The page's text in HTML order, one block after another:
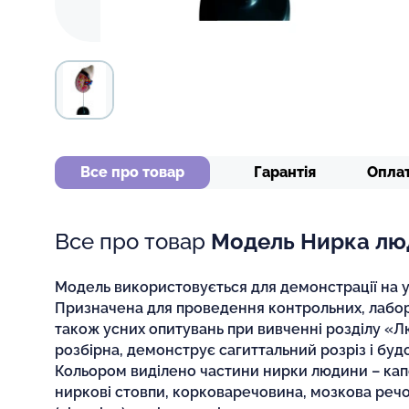
Все про товар Гарантія
Все про товар Модель Нирка
Модель використовується для демонстрації на
Призначена для проведення контрольних,
також усних опитувань при вивченні розділу
розбірна, демонструє сагиттальний розріз і
Кольором виділено частини нирки людини –
ниркові стовпи, корковаречовина, мозкова